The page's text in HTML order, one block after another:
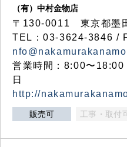
（有）中村金物店
〒130-0011 東京都墨
TEL：03-3624-3846 /
営業時間：8:00〜18:00
日
http://
販売可 工事・取付